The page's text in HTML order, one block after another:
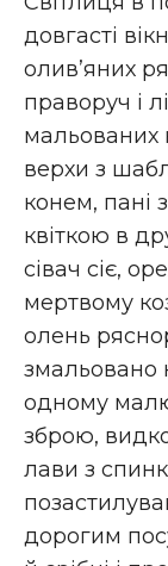
довгасті
олив’яних
праворуч і
мальованих
верхи з
конем, пані
квіткою в
сівач сіє,
мертвому
олень
змальовано
одному
зброю,
лави з
дорогим